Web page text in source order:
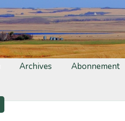
Archives Abonnement